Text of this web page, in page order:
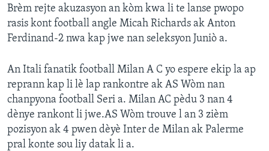
Brèm rejte akuzasyon an kòm kwa li te lanse pwopo
rasis kont football angle Micah Richards ak Anton
Ferdinand-2 nwa kap jwe nan seleksyon Juniò a.
An Itali fanatik football Milan A C yo espere ekip la ap
reprann kap li lè lap rankontre ak AS Wòm nan
chanpyona football Seri a. Milan AC pèdu 3 nan 4
dènye rankont li jwe.AS Wòm trouve l an 3 zièm
pozisyon ak 4 pwen dèyè Inter de Milan ak Palerme
pral konte sou liy datak li a.